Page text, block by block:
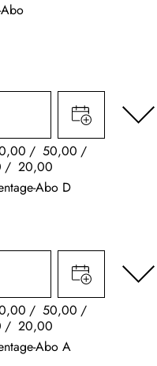
50,00
20,00
Abo D
50,00
20,00
Abo A